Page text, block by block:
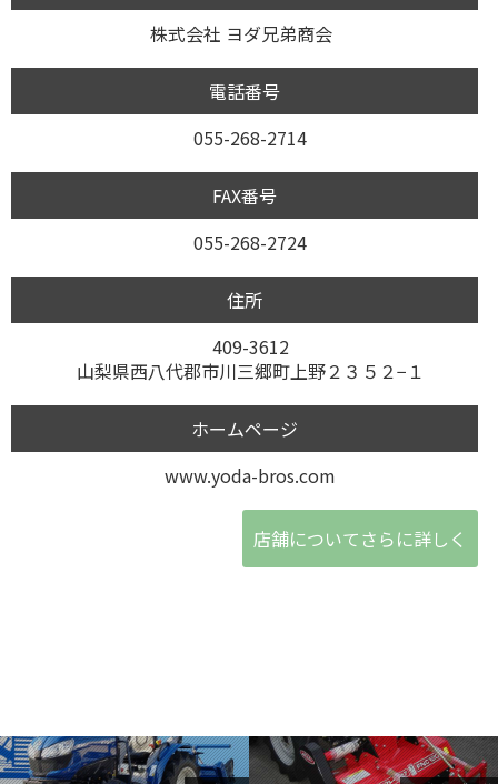
株式会社 ヨダ兄弟商会
電話番号
055-268-2714
FAX番号
055-268-2724
住所
409-3612
山梨県西八代郡市川三郷町上野２３５２−１
ホームページ
www.yoda-bros.com
店舗についてさらに詳しく